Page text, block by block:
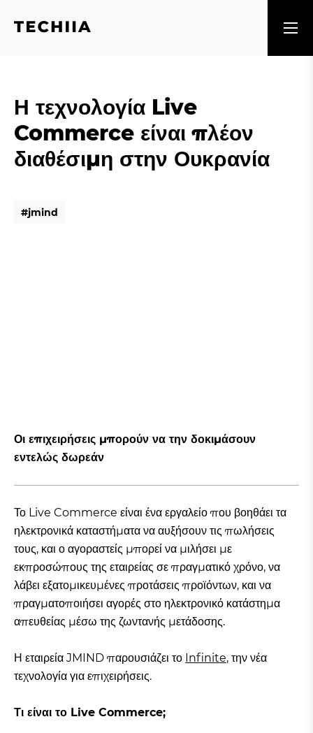
Η τεχνολογία Live
Commerce είναι πλέον
διαθέσιμη στην Ουκρανία
#jmind
Οι επιχειρήσεις μπορούν να την δοκιμάσουν
εντελώς δωρεάν
Το Live Commerce είναι ένα εργαλείο που βοηθάει τα
ηλεκτρονικά καταστήματα να αυξήσουν τις πωλήσεις
τους, και ο αγοραστείς μπορεί να μιλήσει με
εκπροσώπους της εταιρείας σε πραγματικό χρόνο, να
λάβει εξατομικευμένες προτάσεις προϊόντων, και να
πραγματοποιήσει αγορές στο ηλεκτρονικό κατάστημα
απευθείας μέσω της ζωντανής μετάδοσης.
Η εταιρεία JMIND παρουσιάζει το Infinite, την νέα
τεχνολογία για επιχειρήσεις.
Τι είναι το Live Commerce;